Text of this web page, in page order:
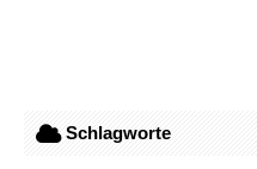
Schlagworte